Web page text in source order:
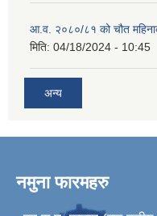
आ.व. २०८०/८१ को चौत
मिति: 04/18/2024 - 10:45
अन्य
नमुना फारमहरु